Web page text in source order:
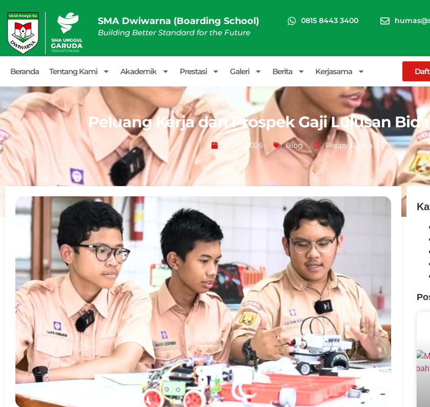
SMA Dwiwarna (Boarding School)
Building Better Standard for the Future
0815 8443 3400
Beranda Tentang Kami Akademik Prestasi Galeri Berita Kerjasama
Peluang Kerja dan Prospek Gaji Lulusan
Juli 6, 2026 Blog Peppy Rizma